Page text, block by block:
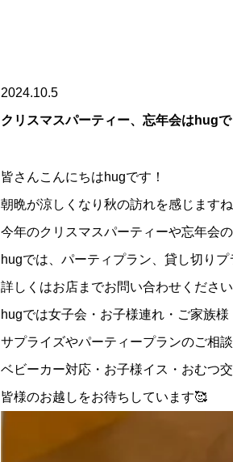
2024.10.5
クリスマスパーティー、忘年会はhug
皆さんこんにちはhugです！
朝晩が涼しくなり秋の訪れを感じます
今年のクリスマスパーティーや忘年会
hugでは、パーティプラン、貸し切り
詳しくはお店までお問い合わせくださ
hugでは女子会・お子様連れ・ご家族
サプライズやパーティープランのご相
ベビーカー対応・お子様イス・おむつ
皆様のお越しをお待ちしています🥰